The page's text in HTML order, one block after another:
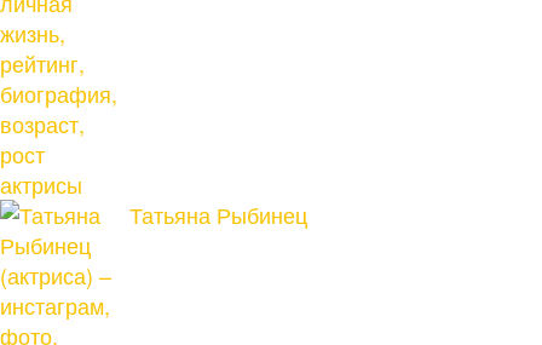
актрисы
Татьяна Рыбинец